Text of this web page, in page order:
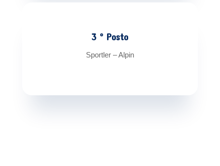
3 ° Posto
Sportler – Alpin